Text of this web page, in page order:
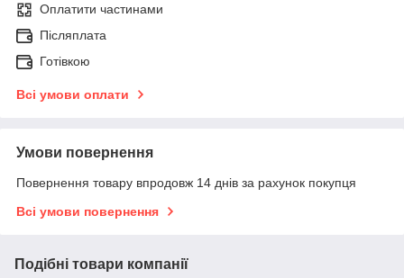
Оплатити частинами
Післяплата
Готівкою
Всі умови оплати
Умови повернення
Повернення товару впродовж 14 днів за рахунок покупця
Всі умови повернення
Подібні товари компанії